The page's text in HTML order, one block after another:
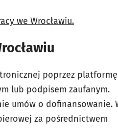
we Wrocławiu.
poprzez platformę
lub podpisem zaufanym.
umów o dofinansowanie.
za pośrednictwem